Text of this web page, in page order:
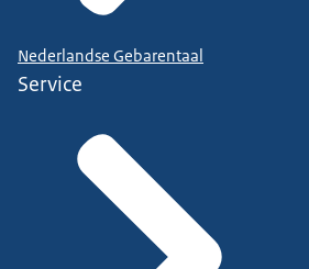
Nederlandse Gebarentaal
Service